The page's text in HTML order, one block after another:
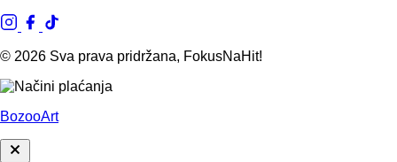
© 2026 Sva prava pridržana, FokusNaHit!
BozooArt